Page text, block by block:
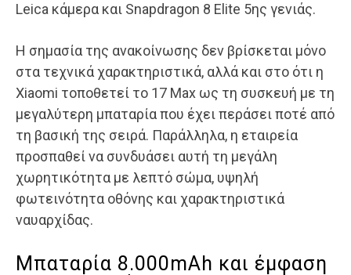
Leica κάμερα και Snapdragon 8 Elite 5ης γενιάς.
Η σημασία της ανακοίνωσης δεν βρίσκεται μόνο
στα τεχνικά χαρακτηριστικά, αλλά και στο ότι η
Xiaomi τοποθετεί το 17 Max ως τη συσκευή με τη
μεγαλύτερη μπαταρία που έχει περάσει ποτέ από
τη βασική της σειρά. Παράλληλα, η εταιρεία
προσπαθεί να συνδυάσει αυτή τη μεγάλη
χωρητικότητα με λεπτό σώμα, υψηλή
φωτεινότητα οθόνης και χαρακτηριστικά
ναυαρχίδας.
Μπαταρία 8.000mAh και έμφαση